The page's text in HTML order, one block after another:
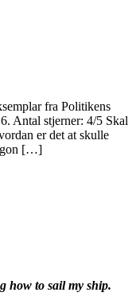
fra Politikens
Antal stjerner: 4/5 Skal
er det at skulle
[…]
how to sail my ship.